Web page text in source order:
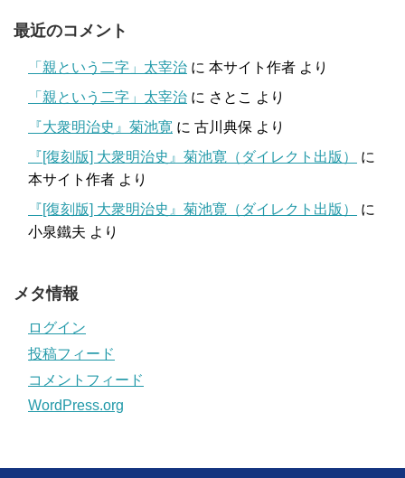
最近のコメント
「親という二字」太宰治 に 本サイト作者 より
「親という二字」太宰治 に さとこ より
『大衆明治史』菊池寛 に 古川典保 より
『[復刻版] 大衆明治史』菊池寛（ダイレクト出版）
に
本サイト作者 より
『[復刻版] 大衆明治史』菊池寛（ダイレクト出版）
に
小泉鐵夫 より
メタ情報
ログイン
投稿フィード
コメントフィード
WordPress.org